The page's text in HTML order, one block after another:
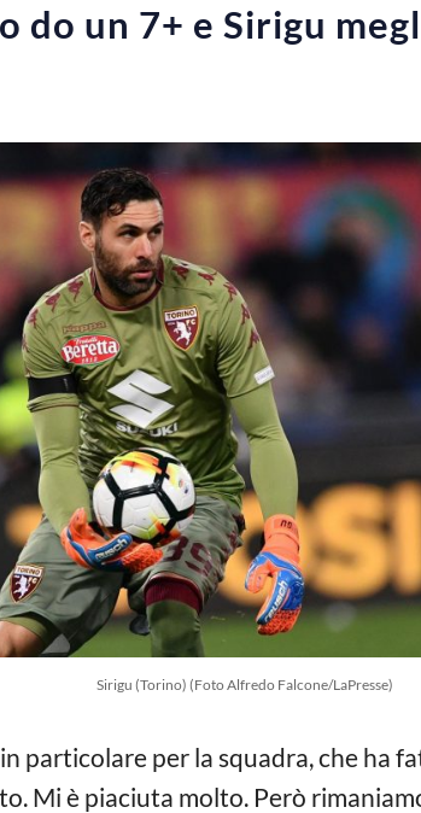
do un 7+ e Sirigu
Sirigu (Torino) (Foto Alfredo Falcone/LaPresse)
particolare per la squadra, che ha
Mi è piaciuta molto. Però